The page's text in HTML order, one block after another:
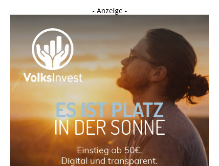
- Anzeige -